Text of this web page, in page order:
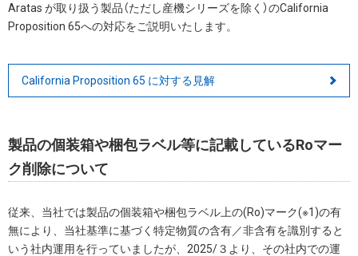
Aratas が取り扱う製品（ただし産機シリーズを除く）のCalifornia
Proposition 65への対応をご説明いたします。
California Proposition 65 に対する見解
製品の個装箱や梱包ラベル等に記載しているRoマー
ク削除について
従来、当社では製品の個装箱や梱包ラベル上の(Ro)マーク(※1)の有
無により、当社基準に基づく特定物質の含有／非含有を識別すると
いう社内運用を行っていましたが、2025/３より、その社内での運